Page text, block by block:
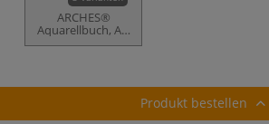
ARCHES®
Aquarellbuch, Art
Journal, feinkörnig
Produkt bestellen